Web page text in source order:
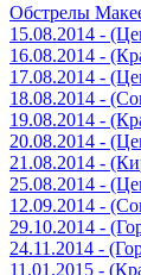
Обстрелы
15.08.2014 -
16.08.2014 -
17.08.2014 -
18.08.2014 -
19.08.2014 -
20.08.2014 -
21.08.2014 -
25.08.2014 -
12.09.2014 -
29.10.2014 -
24.11.2014 -
11.01.2015 -